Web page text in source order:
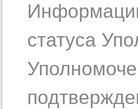
статуса